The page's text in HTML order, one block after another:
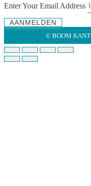
Enter Your Email Address
AANMELDEN
© BOOM